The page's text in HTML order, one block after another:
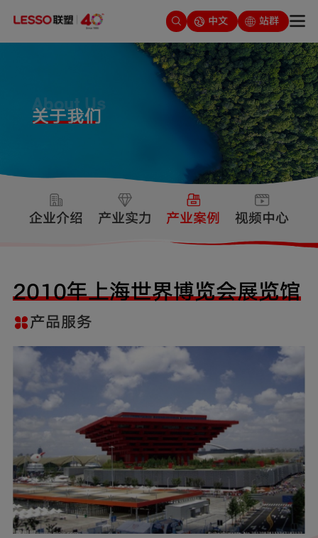
中文 站群
企业介绍 产业实力 产业案例 视频中心
2010年上海世界博览会展览馆
产品服务